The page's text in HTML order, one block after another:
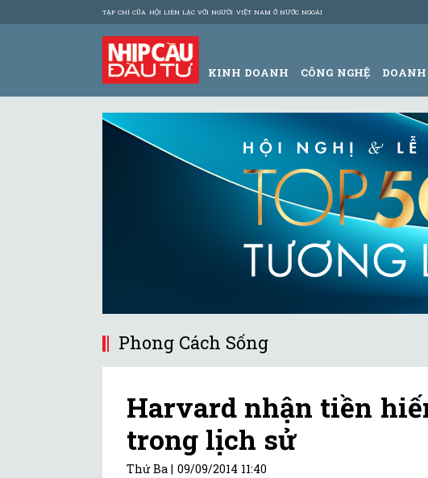
TẠP CHÍ CỦA HỘI LIÊN LẠC VỚI NGƯỜI VIỆT NAM Ở NƯỚC NGOÀI
KINH DOANH CÔNG NGHỆ
Phong Cách Sống
Harvard nhận tiền
trong lịch sử
Thứ Ba | 09/09/2014 11:40